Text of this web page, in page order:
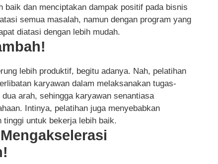
baik dan menciptakan dampak positif pada bisnis
semua masalah, namun dengan program yang
diatasi dengan lebih mudah.
lebih produktif, begitu adanya. Nah, pelatihan
karyawan dalam melaksanakan tugas-
arah, sehingga karyawan senantiasa
Intinya, pelatihan juga menyebabkan
untuk bekerja lebih baik.